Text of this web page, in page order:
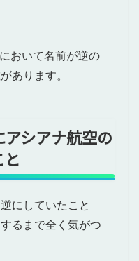
おいて名前が逆の
あります。
シアナ航空の
にしていたこと
るまで全く気がつ